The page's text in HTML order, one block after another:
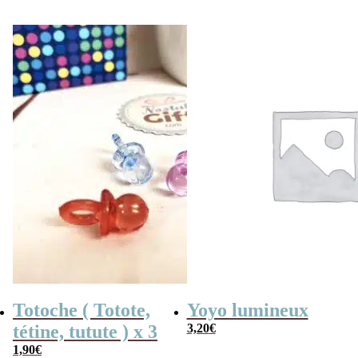
était :
19,90€.
est :
17,90€.
Totoche ( Totote,
tétine, tutute ) x 3
1,90€
Yoyo lumineux
3,20€